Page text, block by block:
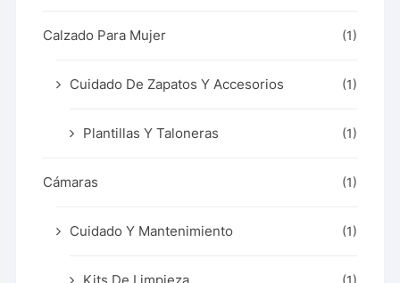
Calzado Para Mujer (1)
Cuidado De Zapatos Y Accesorios (1)
Plantillas Y Taloneras (1)
Cámaras (1)
Cuidado Y Mantenimiento (1)